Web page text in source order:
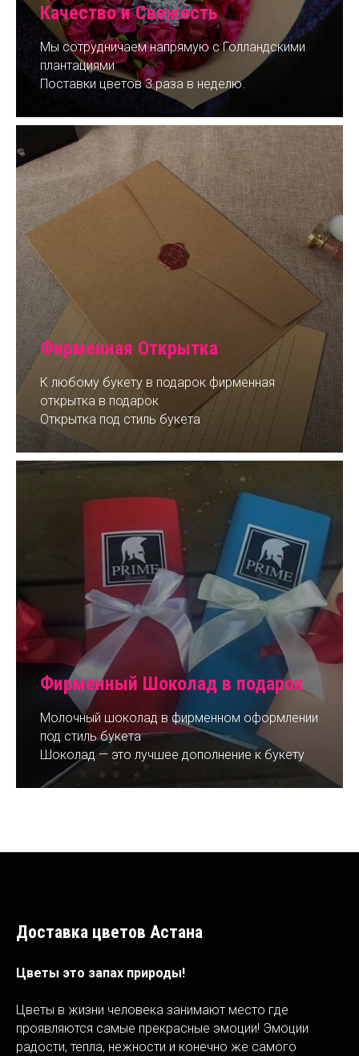
Качество и Свежесть
Мы сотрудничаем напрямую с Голландскими
плантациями
Поставки цветов 3 раза в неделю.
Фирменная Открытка
К любому букету в подарок фирменная
открытка в подарок
Открытка под стиль букета
Фирменный Шоколад в подарок
Молочный шоколад в фирменном оформлении
под стиль букета
Шоколад — это лучшее дополнение к букету
Доставка цветов Астана
Цветы это запах природы!
Цветы в жизни человека занимают место где
проявляются самые прекрасные эмоции! Эмоции
радости, тепла, нежности и конечно же самого